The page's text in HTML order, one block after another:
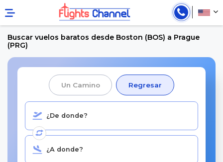
Buscar vuelos baratos desde Boston (BOS) a Prague
(PRG)
Un Camino Regresar